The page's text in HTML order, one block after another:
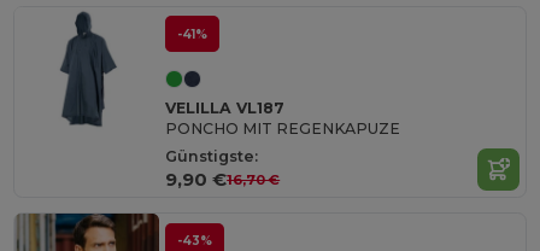
-41%
VELILLA VL187
PONCHO MIT REGENKAPUZE
Günstigste:
9,90 €16,70 €
-43%